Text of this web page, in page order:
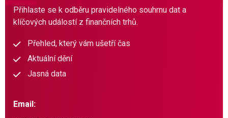
Přihlaste se k odběru pravidelného souhrnu dat a
klíčových událostí z finančních trhů.
Přehled, který vám ušetří čas
Aktuální dění
Jasná data
Email: